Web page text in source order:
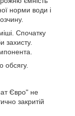
норми води і
Спочатку
захисту.
обсягу.
Євро" не
закритій